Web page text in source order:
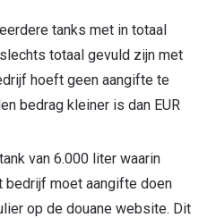
tanks met in totaal
totaal gevuld zijn met
hoeft geen aangifte te
bedrag kleiner is dan EUR
van 6.000 liter waarin
bedrijf moet aangifte doen
op de douane website. Dit